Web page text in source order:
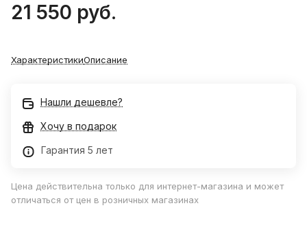
21 550 руб.
ХарактеристикиОписание
Нашли дешевле?
Хочу в подарок
Гарантия 5 лет
Цена действительна только для интернет-магазина и может
отличаться от цен в розничных магазинах